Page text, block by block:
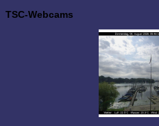
TSC-Webcams